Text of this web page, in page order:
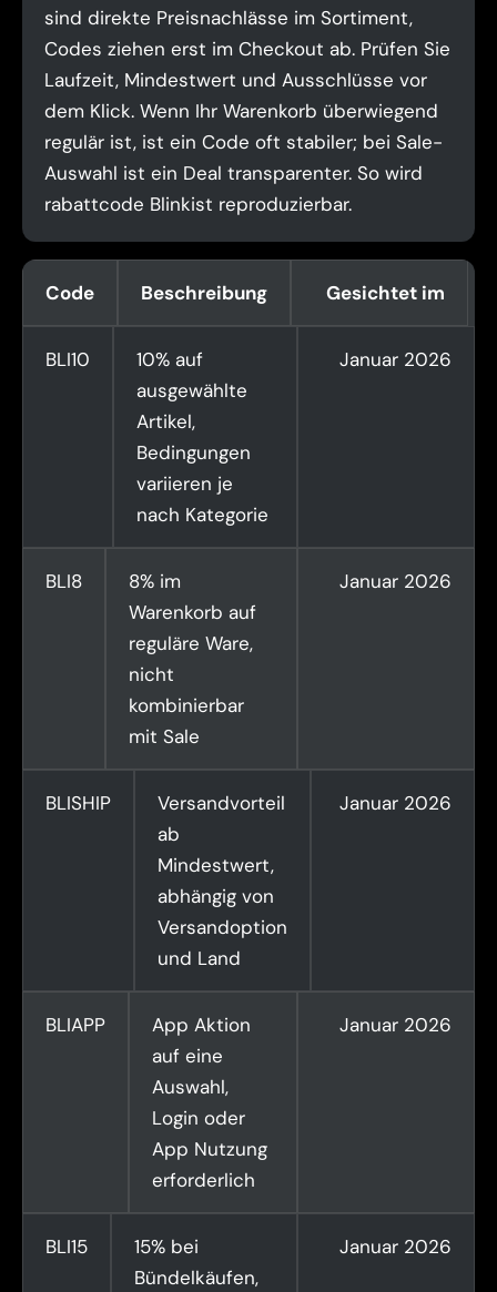
sind direkte Preisnachlässe im Sortiment,
Codes ziehen erst im Checkout ab. Prüfen Sie
Laufzeit, Mindestwert und Ausschlüsse vor
dem Klick. Wenn Ihr Warenkorb überwiegend
regulär ist, ist ein Code oft stabiler; bei Sale-
Auswahl ist ein Deal transparenter. So wird
rabattcode Blinkist reproduzierbar.
Code Beschreibung Gesichtet im
BLI10
10% auf
ausgewählte
Artikel,
Bedingungen
variieren je
nach Kategorie
Januar 2026
BLI8
8% im
Warenkorb auf
reguläre Ware,
nicht
kombinierbar
mit Sale
Januar 2026
BLISHIP
Versandvorteil
ab
Mindestwert,
abhängig von
Versandoption
und Land
Januar 2026
BLIAPP
App Aktion
auf eine
Auswahl,
Login oder
App Nutzung
erforderlich
Januar 2026
BLI15
15% bei
Bündelkäufen,
Januar 2026